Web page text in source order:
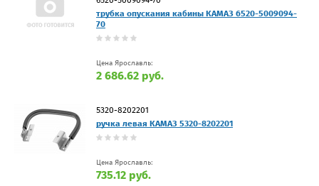
трубка опускания кабины КАМАЗ 6520-5009094-
70
Цена Ярославль:
2 686.62 руб.
5320-8202201
ручка левая КАМАЗ 5320-8202201
Цена Ярославль:
735.12 руб.